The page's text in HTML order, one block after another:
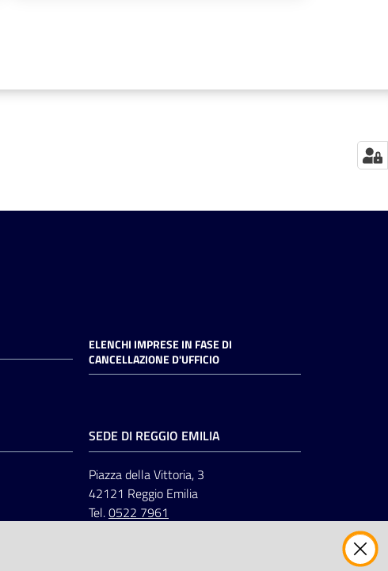
ELENCHI IMPRESE IN FASE DI
CANCELLAZIONE D'UFFICIO
SEDE DI REGGIO EMILIA
Piazza della Vittoria, 3
42121 Reggio Emilia
Tel.0522 7961